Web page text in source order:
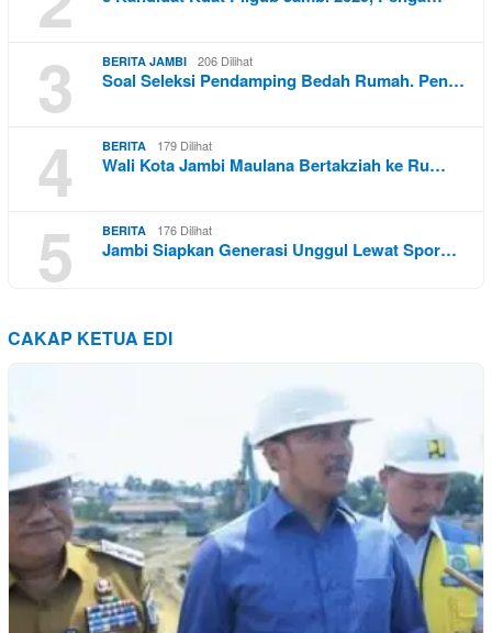
3 BERITA JAMBI 206 Dilihat
Soal Seleksi Pendamping Bedah Rumah. Pen…
4 BERITA 179 Dilihat
Wali Kota Jambi Maulana Bertakziah ke Ru…
5 BERITA 176 Dilihat
Jambi Siapkan Generasi Unggul Lewat Spor…
CAKAP KETUA EDI